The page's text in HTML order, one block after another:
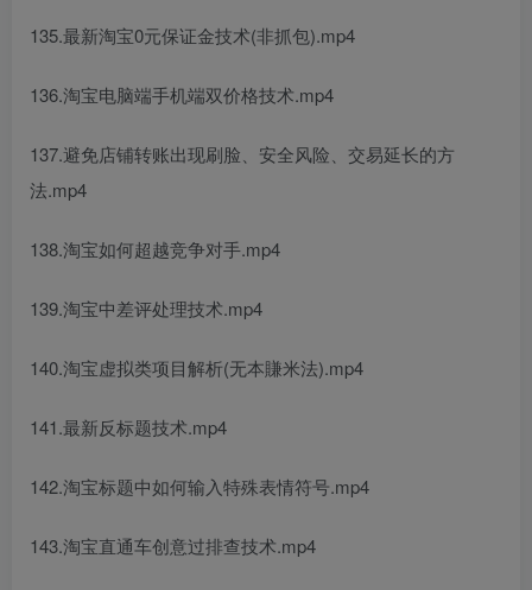
135.最新淘宝0元保证金技术(非抓包).mp4
136.淘宝电脑端手机端双价格技术.mp4
137.避免店铺转账出现刷脸、安全风险、交易延长的方
法.mp4
138.淘宝如何超越竞争对手.mp4
139.淘宝中差评处理技术.mp4
140.淘宝虚拟类项目解析(无本賺米法).mp4
141.最新反标题技术.mp4
142.淘宝标题中如何输入特殊表情符号.mp4
143.淘宝直通车创意过排查技术.mp4